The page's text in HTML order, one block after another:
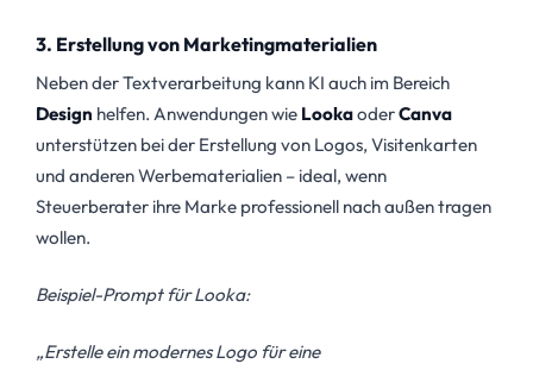
3. Erstellung von Marketingmaterialien
Neben der Textverarbeitung kann KI auch im Bereich
Design helfen. Anwendungen wie LookaoderCanva
unterstützen bei der Erstellung von Logos, Visitenkarten
und anderen Werbematerialien – ideal, wenn
Steuerberater ihre Marke professionell nach außen tragen
wollen.
Beispiel-Prompt für Looka:
„Erstelle ein modernes Logo für eine